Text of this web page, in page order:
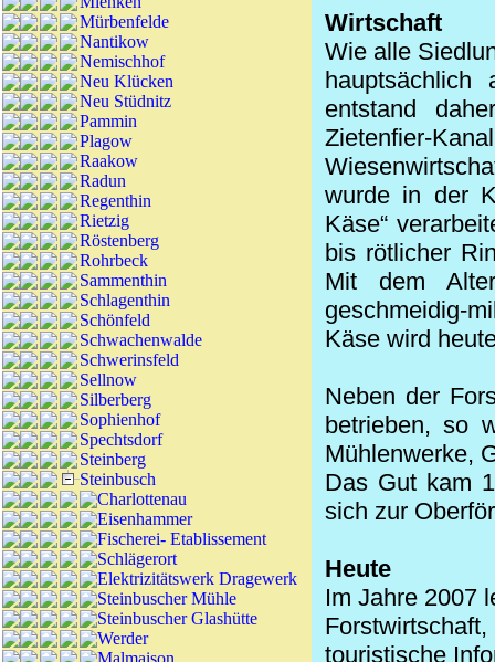
Mürbenfelde
Nantikow
Nemischhof
Neu Klücken
Neu Stüdnitz
Pammin
Plagow
Raakow
Radun
Regenthin
Rietzig
Röstenberg
Rohrbeck
Sammenthin
Schlagenthin
Schönfeld
Schwachenwalde
Schwerinsfeld
Sellnow
Silberberg
Sophienhof
Spechtsdorf
Steinberg
Steinbusch
Charlottenau
Eisenhammer
Fischerei- Etablissement
Schlägerort
Elektrizitätswerk Dragewerk
Steinbuscher Mühle
Steinbuscher Glashütte
Werder
Malmaison
Wirtschaft
Wie alle
hauptsächlich
entstand
Zietenfier-
wurde in der
Käse“
bis rötlicher
Mit dem
geschmeidig-
Käse wird
Neben der
betrieben, so
Mühlenwerke,
Das Gut kam
sich zur
Heute
Im Jahre 2007
touristische